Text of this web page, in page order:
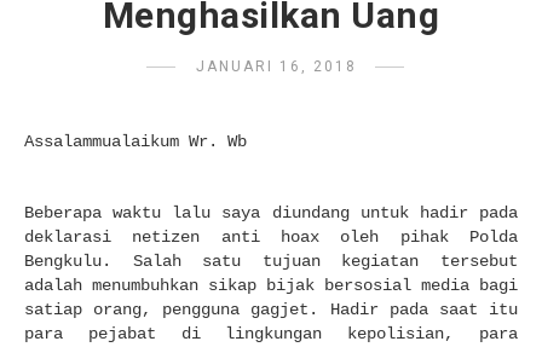
Menghasilkan Uang
JANUARI 16, 2018
Assalammualaikum Wr. Wb
Beberapa waktu lalu saya diundang untuk hadir pada
deklarasi netizen anti hoax oleh pihak Polda
Bengkulu. Salah satu tujuan kegiatan tersebut
adalah menumbuhkan sikap bijak bersosial media bagi
satiap orang, pengguna gagjet. Hadir pada saat itu
para pejabat di lingkungan kepolisian, para